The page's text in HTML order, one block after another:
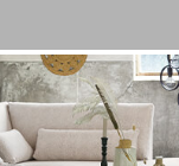
Home